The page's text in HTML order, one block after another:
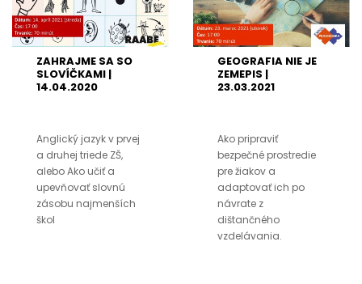
ZAHRAJME SA SO
SLOVÍČKAMI |
14.04.2020
Anglický jazyk v prvej
a druhej triede ZŠ,
alebo Ako učiť a
upevňovať slovnú
zásobu najmenších
škol
GEOGRAFIA NIE JE
ZEMEPIS |
23.03.2021
Ako pripraviť
bezpečné prostredie
pre žiakov a
adaptovať ich po
návrate z
dištančného
vzdelávania.